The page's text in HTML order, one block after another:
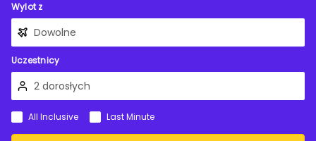
Wylot z
Uczestnicy
All Inclusive Last Minute